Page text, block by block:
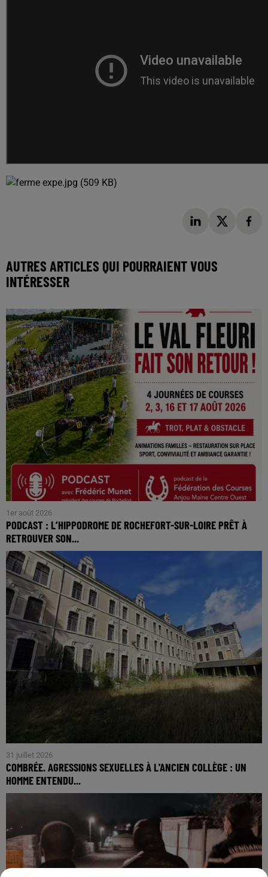
AUTRES ARTICLES QUI POURRAIENT VOUS
INTÉRESSER
1er août 2026
PODCAST : L’HIPPODROME DE ROCHEFORT-SUR-LOIRE PRÊT À
RETROUVER SON...
31 juillet 2026
COMBRÉE. AGRESSIONS SEXUELLES À L'ANCIEN COLLÈGE : UN
HOMME ENTENDU...